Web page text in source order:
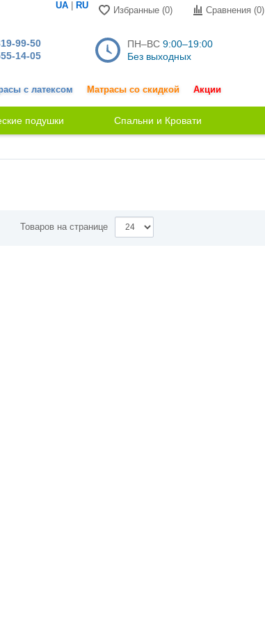
UA RU Избранные (0) Сравнения (0)
99-50
14-05
ПН–ВС 9:00–19:00
Без выходных
с латексом Матрасы со скидкой Акции
подушки Спальни и Кровати
Товаров на странице